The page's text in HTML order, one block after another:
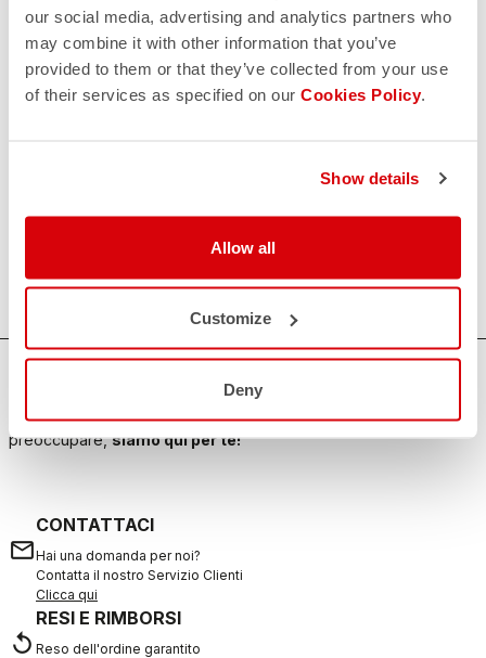
our social media, advertising and analytics partners who
may combine it with other information that you’ve
provided to them or that they’ve collected from your use
of their services as specified on our Cookies Policy.
Show details
Allow all
Customize
Deny
HAI BISOGNO DI AIUTO?
Per ogni tuo dubbio o necessità di supporto non ti
preoccupare,siamo qui per te!
email
CONTATTACI
Hai una domanda per noi?
Contatta il nostro Servizio Clienti
Clicca qui
replay
RESI E RIMBORSI
Reso dell'ordine garantito